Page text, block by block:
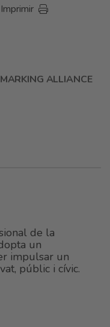
Imprimir
ALLIANCE
de la
un
impulsar un
públic i cívic.